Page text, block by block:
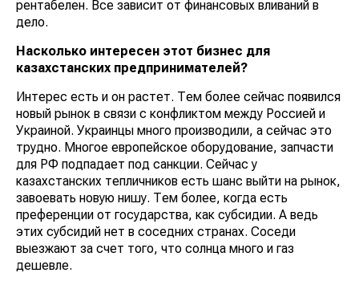
рентабелен. Все зависит от финансовых вливаний в
дело.
Насколько интересен этот бизнес для
казахстанских предпринимателей?
Интерес есть и он растет. Тем более сейчас появился
новый рынок в связи с конфликтом между Россией и
Украиной. Украинцы много производили, а сейчас это
трудно. Многое европейское оборудование, запчасти
для РФ подпадает под санкции. Сейчас у
казахстанских тепличников есть шанс выйти на рынок,
завоевать новую нишу. Тем более, когда есть
преференции от государства, как субсидии. А ведь
этих субсидий нет в соседних странах. Соседи
выезжают за счет того, что солнца много и газ
дешевле.